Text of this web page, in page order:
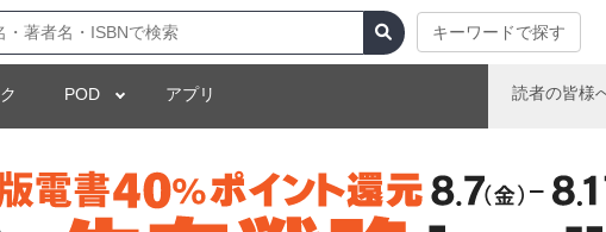
キーワードで探す
POD アプリ 読者の皆様